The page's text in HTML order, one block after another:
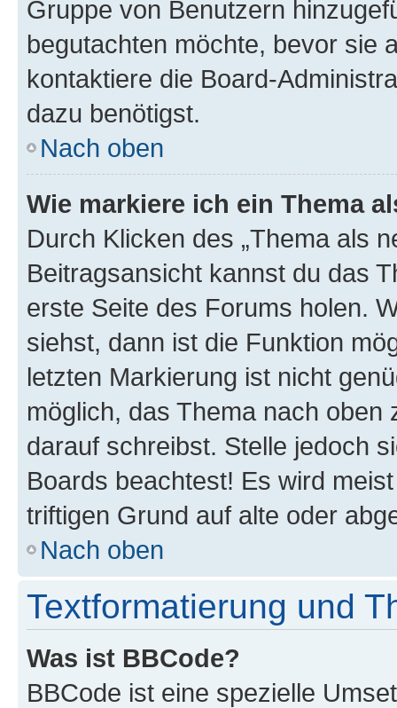
Gruppe von Benutzern
begutachten möchte, bevor sie
kontaktiere die Board-
dazu benötigst.
Nach oben
Wie markiere ich ein Thema
Durch Klicken des „Thema als
Beitragsansicht kannst du das
erste Seite des Forums holen.
siehst, dann ist die Funktion
letzten Markierung ist nicht
möglich, das Thema nach oben
darauf schreibst. Stelle jedoch
Boards beachtest! Es wird
triftigen Grund auf alte oder
Nach oben
Textformatierung und
Was ist BBCode?
BBCode ist eine spezielle